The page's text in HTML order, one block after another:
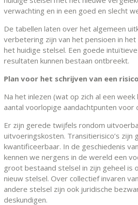
verwachting en in een goed en slecht
De tabellen laten over het algemeen
verbetering zijn van het pensioen in
het huidige stelsel. Een goede
resultaten kunnen bestaan ontbreekt.
Plan voor het schrijven van een
Na het inlezen (wat op zich al een
aantal voorlopige aandachtpunten voor
Er zijn gerede twijfels rondom
uitvoeringskosten. Transitierisico’s zijn
kwantificeerbaar. In de geschiedenis
kennen we nergens in de wereld een
groot bestaand stelsel in zijn geheel is
nieuw stelsel. Over collectief invaren
andere stelsel zijn ook juridische
deskundigen.